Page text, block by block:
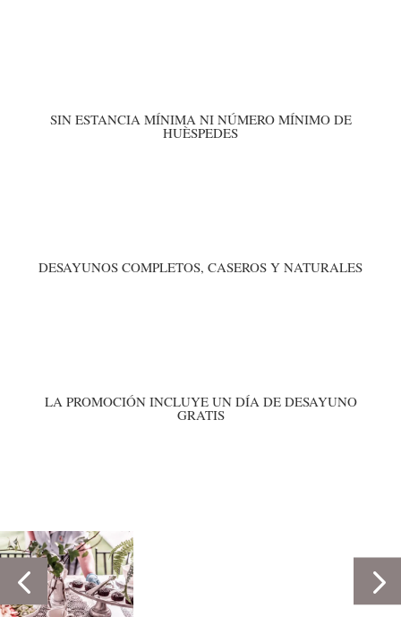
SIN ESTANCIA MÍNIMA NI NÚMERO MÍNIMO DE
HUÈSPEDES
DESAYUNOS COMPLETOS, CASEROS Y NATURALES
LA PROMOCIÓN INCLUYE UN DÍA DE DESAYUNO
GRATIS